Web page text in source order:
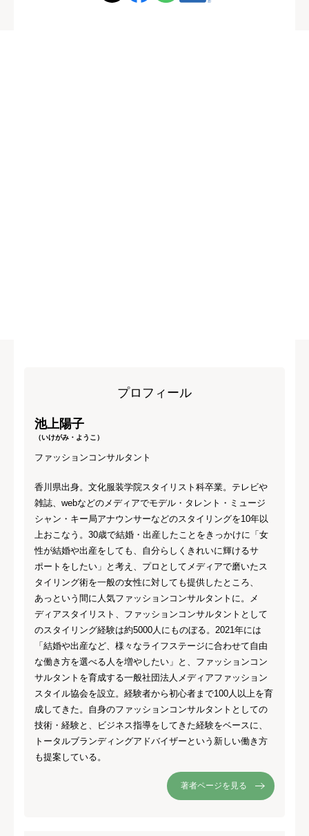
プロフィール
池上陽子
（いけがみ・ようこ）
ファッションコンサルタント
香川県出身。文化服装学院スタイリスト科卒業。テレビや
雑誌、webなどのメディアでモデル・タレント・ミュージ
シャン・キー局アナウンサーなどのスタイリングを10年以
上おこなう。30歳で結婚・出産したことをきっかけに「女
性が結婚や出産をしても、自分らしくきれいに輝けるサ
ポートをしたい」と考え、プロとしてメディアで磨いたス
タイリング術を一般の女性に対しても提供したところ、
あっという間に人気ファッションコンサルタントに。メ
ディアスタイリスト、ファッションコンサルタントとして
のスタイリング経験は約5000人にものぼる。2021年には
「結婚や出産など、様々なライフステージに合わせて自由
な働き方を選べる人を増やしたい」と、ファッションコン
サルタントを育成する一般社団法人メディアファッション
スタイル協会を設立。経験者から初心者まで100人以上を育
成してきた。自身のファッションコンサルタントとしての
技術・経験と、ビジネス指導をしてきた経験をベースに、
トータルブランディングアドバイザーという新しい働き方
も提案している。
著者ページを見る